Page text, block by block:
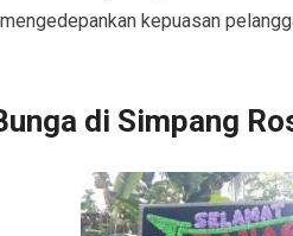
kepuasan
di Simpang